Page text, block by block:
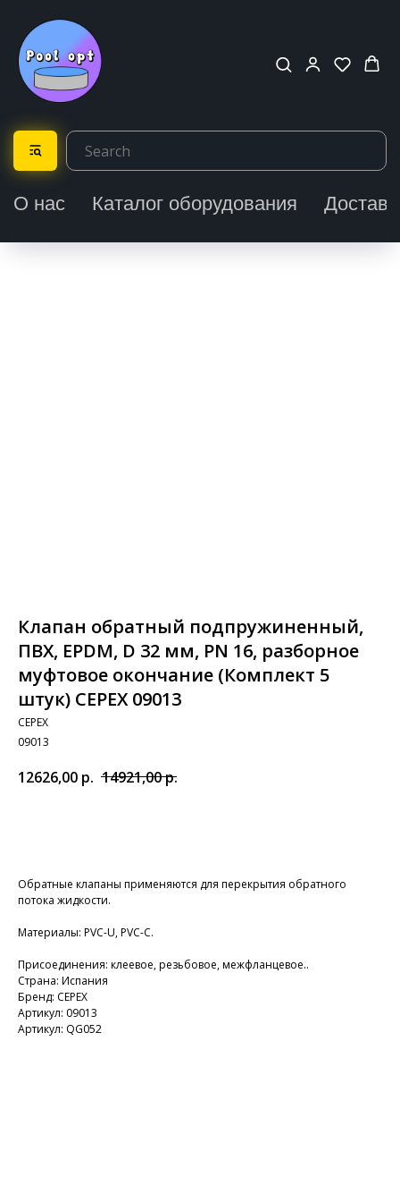
О нас Каталог оборудования
Клапан обратный подпружиненный,
ПВХ, EPDM, D 32 мм, PN 16, разборное
муфтовое окончание (Комплект 5
штук) CEPEX 09013
CEPEX
09013
12626,00 р. 14921,00р.
Обратные клапаны применяются для перекрытия обратного
потока жидкости.
Материалы: PVC-U, PVC-C.
Присоединения: клеевое, резьбовое, межфланцевое..
Страна: Испания
Бренд: CEPEX
Артикул: 09013
Артикул: QG052